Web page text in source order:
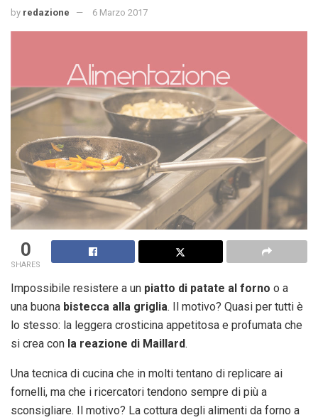
by redazione 6 Marzo 2017
0
SHARES
Impossibile resistere a un piatto di patate al forno o a
una buona bistecca alla griglia. Il motivo? Quasi per tutti è
lo stesso: la leggera crosticina appetitosa e profumata che
si crea con la reazione di Maillard.
Una tecnica di cucina che in molti tentano di replicare ai
fornelli, ma che i ricercatori tendono sempre di più a
sconsigliare. Il motivo? La cottura degli alimenti da forno a